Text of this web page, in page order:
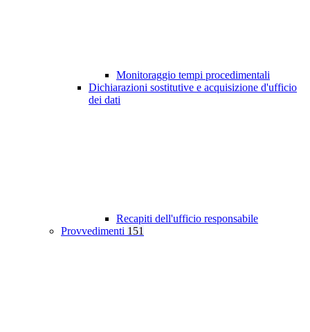
Monitoraggio tempi procedimentali
Dichiarazioni sostitutive e acquisizione d'ufficio
dei dati
Recapiti dell'ufficio responsabile
Provvedimenti 151